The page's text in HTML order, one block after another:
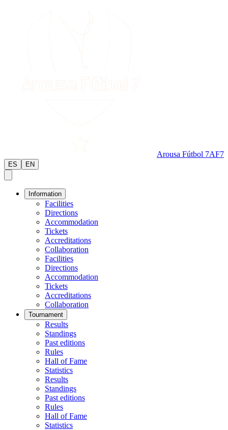
Arousa Fútbol 7AF7
ES EN
Information
Facilities
Directions
Accommodation
Tickets
Accreditations
Collaboration
Facilities
Directions
Accommodation
Tickets
Accreditations
Collaboration
Tournament
Results
Standings
Past editions
Rules
Hall of Fame
Statistics
Results
Standings
Past editions
Rules
Hall of Fame
Statistics